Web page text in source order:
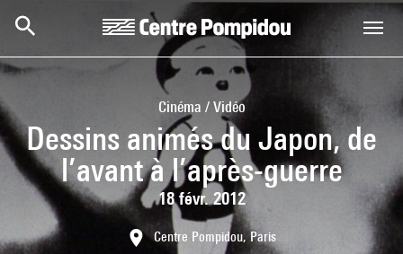
Aller au contenu principal
Centre Pompidou
Cinéma / Vidéo
Dessins animés du Japon, de
l’avant à l’après-guerre
18 févr. 2012
Centre Pompidou, Paris